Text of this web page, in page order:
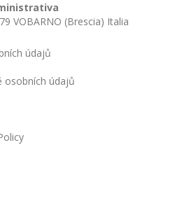
VOBARNO (Brescia) Italia
údajů
osobních údajů